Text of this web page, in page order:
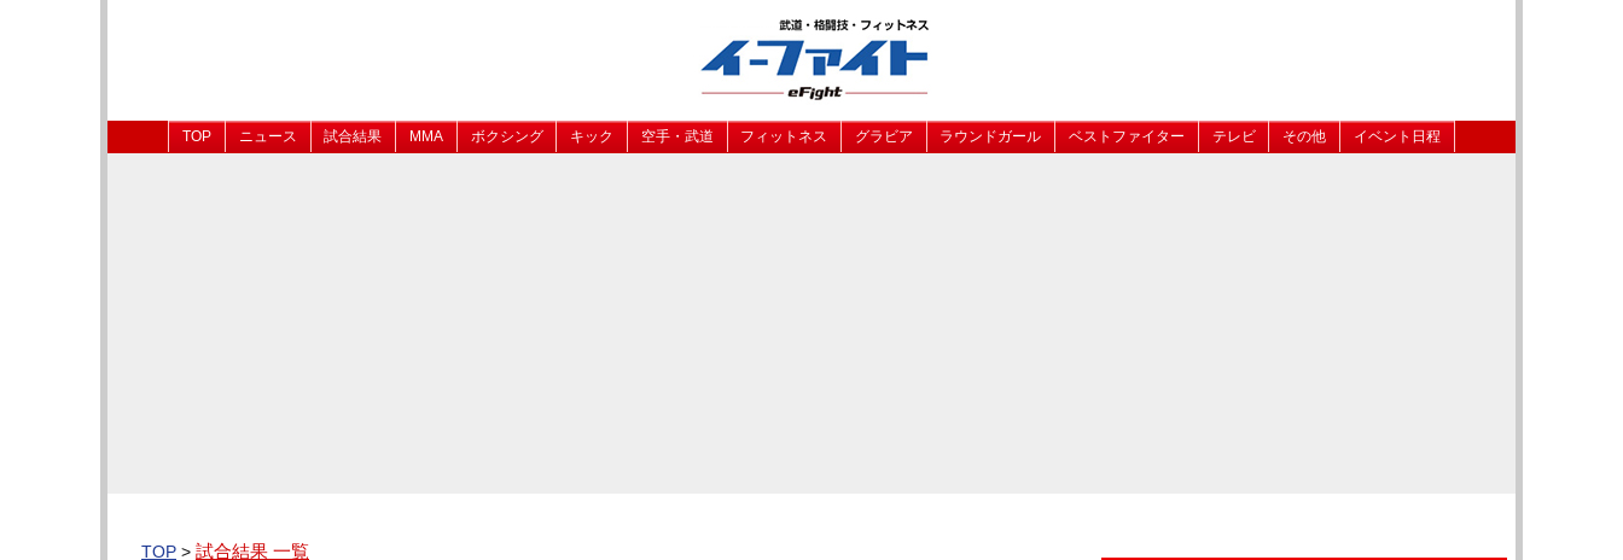
TOP ニュース 試合結果 MMA ボクシング キック 空手・武道 フィットネス グラビア ラウンドガール ベストファイター テレビ その他 イベント日程
TOP > 試合結果 一覧